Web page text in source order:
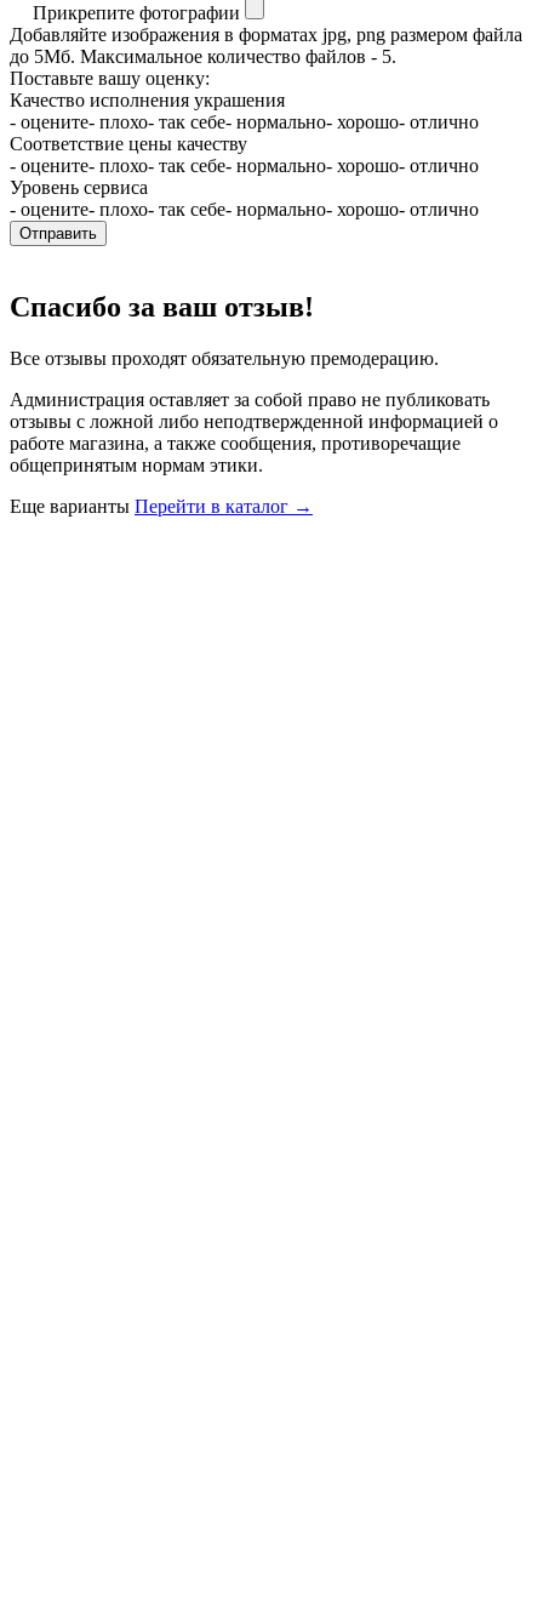
Прикрепите фотографии
Добавляйте изображения в форматах jpg, png размером файла
до 5Мб. Максимальное количество файлов - 5.
Поставьте вашу оценку:
Качество исполнения украшения
- оцените- плохо- так себе- нормально- хорошо- отлично
Соответствие цены качеству
- оцените- плохо- так себе- нормально- хорошо- отлично
Уровень сервиса
- оцените- плохо- так себе- нормально- хорошо- отлично
Отправить
Спасибо за ваш отзыв!
Все отзывы проходят обязательную премодерацию.
Администрация оставляет за собой право не публиковать
отзывы с ложной либо неподтвержденной информацией о
работе магазина, а также сообщения, противоречащие
общепринятым нормам этики.
Еще варианты Перейти в каталог →